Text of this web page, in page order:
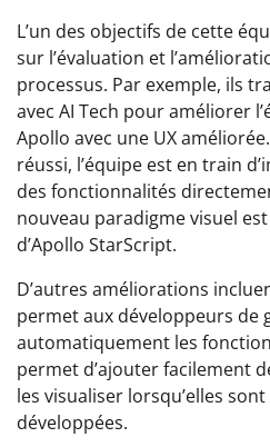
L’un des objectifs de cette
sur l’évaluation et
processus. Par exemple, ils
avec AI Tech pour améliorer
Apollo avec une UX
réussi, l’équipe est en train
des fonctionnalités
nouveau paradigme visuel
d’Apollo StarScript.
D’autres améliorations
permet aux développeurs
automatiquement les
permet d’ajouter facilement
les visualiser lorsqu’elles
développées.